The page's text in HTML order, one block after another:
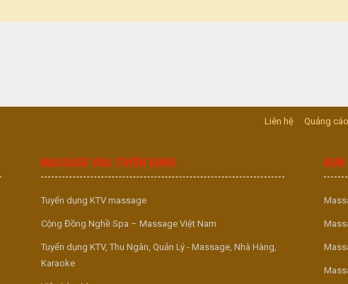
Liên hệ Quảng cáo
MASSAGE VUA TUYỂN DỤNG
Tuyển dụng KTV massage
Cộng Đồng Nghề Spa – Massage Việt Nam
Tuyển dụng KTV, Thu Ngân, Quản Lý - Massage, Nhà Hàng,
Karaoke
ĐƠN